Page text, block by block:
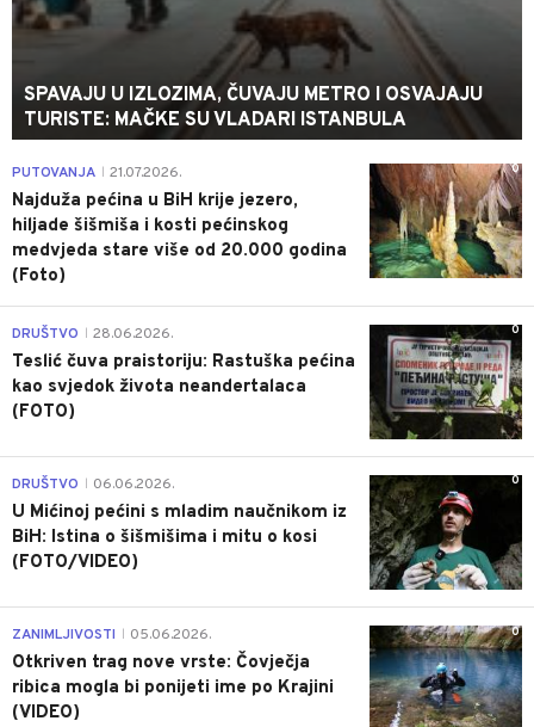
SPAVAJU U IZLOZIMA, ČUVAJU METRO I OSVAJAJU
TURISTE: MAČKE SU VLADARI ISTANBULA
0
PUTOVANJA 21.07.2026.
Najduža pećina u BiH krije jezero,
hiljade šišmiša i kosti pećinskog
medvjeda stare više od 20.000 godina
(Foto)
0
DRUŠTVO 28.06.2026.
Teslić čuva praistoriju: Rastuška pećina
kao svjedok života neandertalaca
(FOTO)
0
DRUŠTVO 06.06.2026.
U Mićinoj pećini s mladim naučnikom iz
BiH: Istina o šišmišima i mitu o kosi
(FOTO/VIDEO)
0
ZANIMLJIVOSTI 05.06.2026.
Otkriven trag nove vrste: Čovječja
ribica mogla bi ponijeti ime po Krajini
(VIDEO)